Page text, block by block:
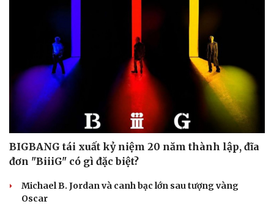
BIGBANG tái xuất kỷ niệm 20 năm thành lập, đĩa
đơn "BiiiG" có gì đặc biệt?
Michael B. Jordan và canh bạc lớn sau tượng vàng
Oscar